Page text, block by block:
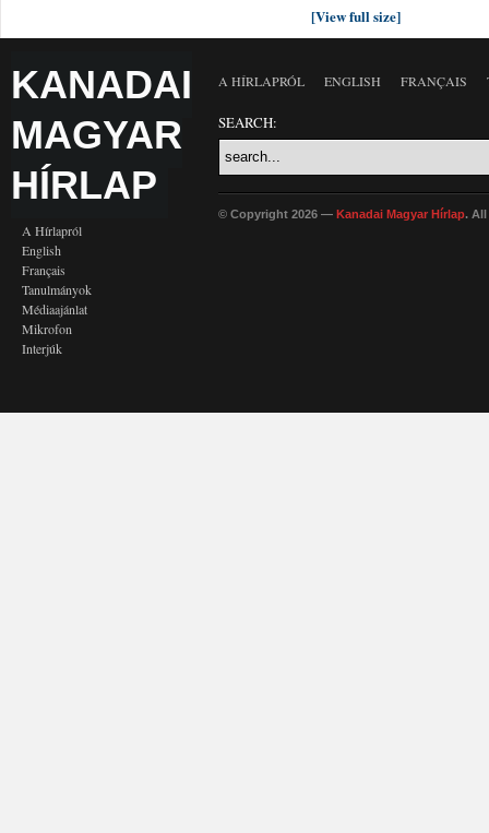
[View full size]
KANADAI
MAGYAR
HÍRLAP
A Hírlapról
English
Français
Tanulmányok
Médiaajánlat
Mikrofon
Interjúk
A HÍRLAPRÓL ENGLISH FRANÇAIS
SEARCH:
© Copyright 2026 — Kanadai Magyar Hírlap. All